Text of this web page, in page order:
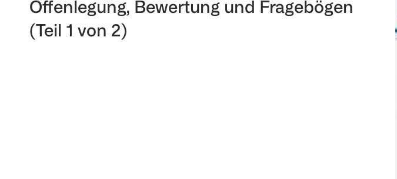
Offenlegung, Bewertung und Fragebögen
(Teil 1 von 2)